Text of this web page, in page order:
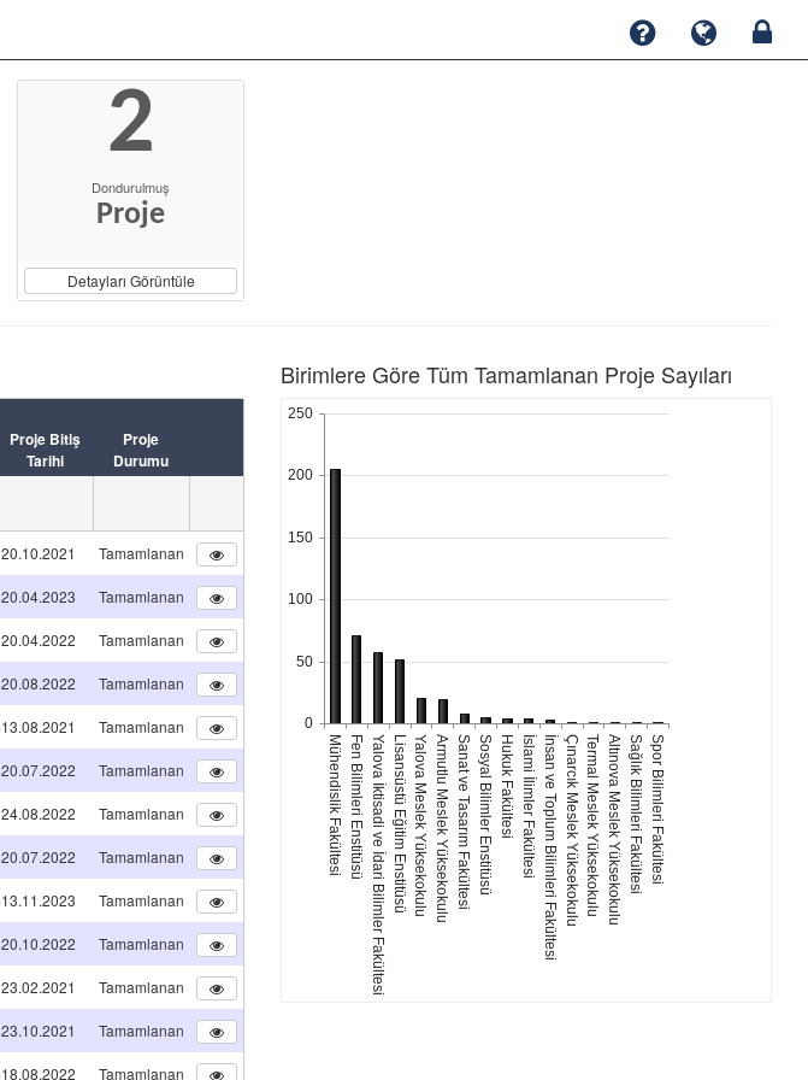
2
Dondurulmuş
Proje
Detayları Görüntüle
Proje Bitiş
Tarihi
Proje
Durumu
20.10.2021 Tamamlanan
20.04.2023 Tamamlanan
20.04.2022 Tamamlanan
20.08.2022 Tamamlanan
13.08.2021 Tamamlanan
20.07.2022 Tamamlanan
24.08.2022 Tamamlanan
20.07.2022 Tamamlanan
13.11.2023 Tamamlanan
20.10.2022 Tamamlanan
23.02.2021 Tamamlanan
23.10.2021 Tamamlanan
18.08.2022 Tamamlanan
Birimlere Göre Tüm Tamamlanan Proje Sayıları
Mühendislik FakültesiFen Bilimleri EnstitüsüYalova İktisadi ve İdari Bilimler FakültesiLisansüstü Eğitim EnstitüsüYalova Meslek YüksekokuluArmutlu Meslek YüksekokuluSanat ve Tasarım FakültesiSosyal Bilimler EnstitüsüHukuk Fakültesiİslami İlimler Fakültesiİnsan ve Toplum Bilimleri FakültesiÇınarcık Meslek YüksekokuluTermal Meslek YüksekokuluAltınova Meslek YüksekokuluSağlık Bilimleri FakültesiSpor Bilimleri Fakültesi
0
50
100
150
200
250